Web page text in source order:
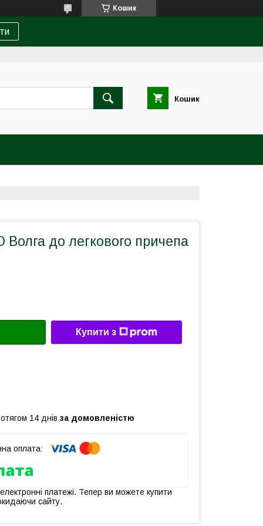
Кошик
Кошик
Волга до легкового причепа
Купити з
14 днів за домовленістю
платежі. Тепер ви можете купити
сайту.